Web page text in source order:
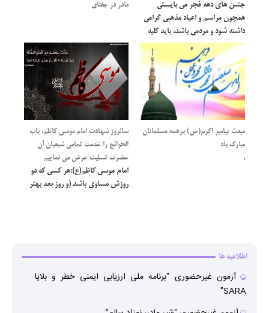
جشن های دهه فجر می بایستی
همچون مراسم و اعیاد مذهبی گرامی
داشته شود و مردمی باشد، باید كلیه
مساجد فعال شوند و مردم با حضور
در مساجد خاطره ی فراموش نشدنی
حضرت امام و پیروزی انقلاب اسلامی
را جشن بگیرند.مقام معظم رهیری
حضرت امام خامنه ای(مدظله العالی)
مادر در جغتای
مبعث پیامبر اکرم(ص) برهمه مسلمانان
مبارک باد
.
سالروز شهادت امام موسی کاظم، باب
الحوائج را خدمت تمامی شیعیان آن
حضرت تسلیت عرض می نماییم
امام موسی کاظم(ع):هر کسى که دو
روزش مساوى باشد (و روز بعد بهتر
اطلاعیه ها
● آزمون غیرحضوری "برنامه ملی ارزیابی ایمنی خطر و بلایا
SARA"